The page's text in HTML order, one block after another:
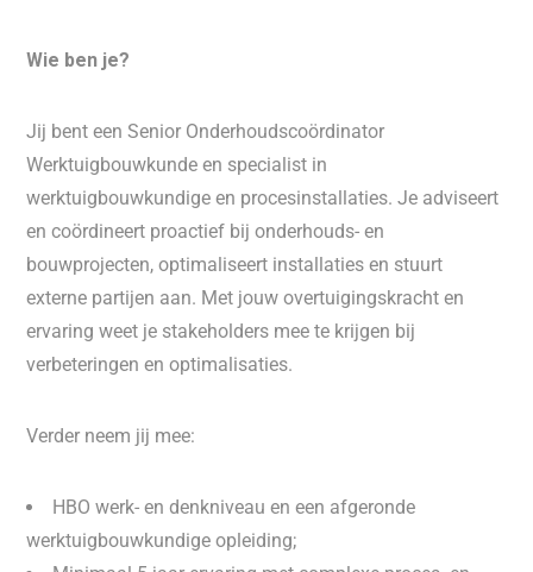
Wie ben je?
Jij bent een Senior Onderhoudscoördinator
Werktuigbouwkunde en specialist in
werktuigbouwkundige en procesinstallaties. Je adviseert
en coördineert proactief bij onderhouds- en
bouwprojecten, optimaliseert installaties en stuurt
externe partijen aan. Met jouw overtuigingskracht en
ervaring weet je stakeholders mee te krijgen bij
verbeteringen en optimalisaties.
Verder neem jij mee:
HBO werk- en denkniveau en een afgeronde
werktuigbouwkundige opleiding;